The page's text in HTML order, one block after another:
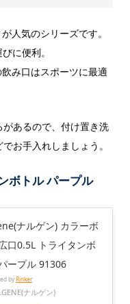
人気のシリーズです。
に便利。
み口はスポーツに最適
あるので、付け置き洗
お手入れしましょう。
ボトル パープル
ナルゲン) カラーボ
口0.5L トライタンボ
ープル 91306
byRinker
ナルゲン)